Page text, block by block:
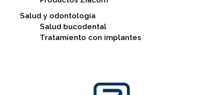
Salud y odontología
Salud bucodental
Tratamiento con implantes